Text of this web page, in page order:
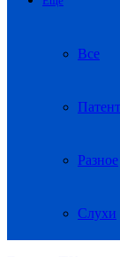
Все
Разное
Слухи